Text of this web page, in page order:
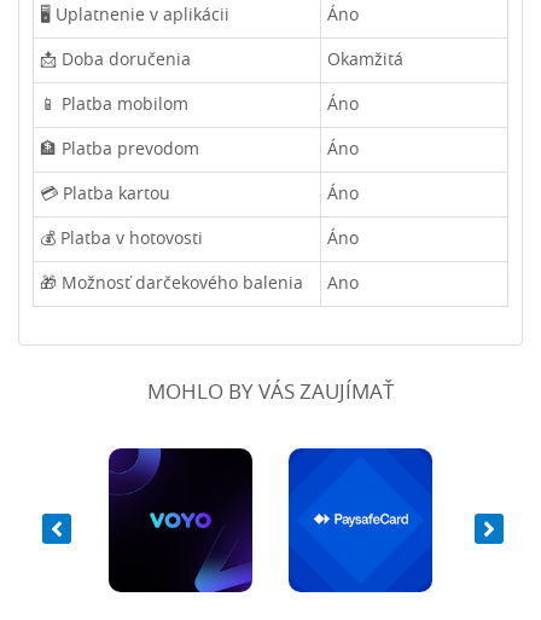
🖥️ Uplatnenie v aplikácii Áno
📩 Doba doručenia Okamžitá
📱 Platba mobilom Áno
🏦 Platba prevodom Áno
💳 Platba kartou Áno
💰 Platba v hotovosti Áno
🎁 Možnosť darčekového balenia Ano
MOHLO BY VÁS ZAUJÍMAŤ